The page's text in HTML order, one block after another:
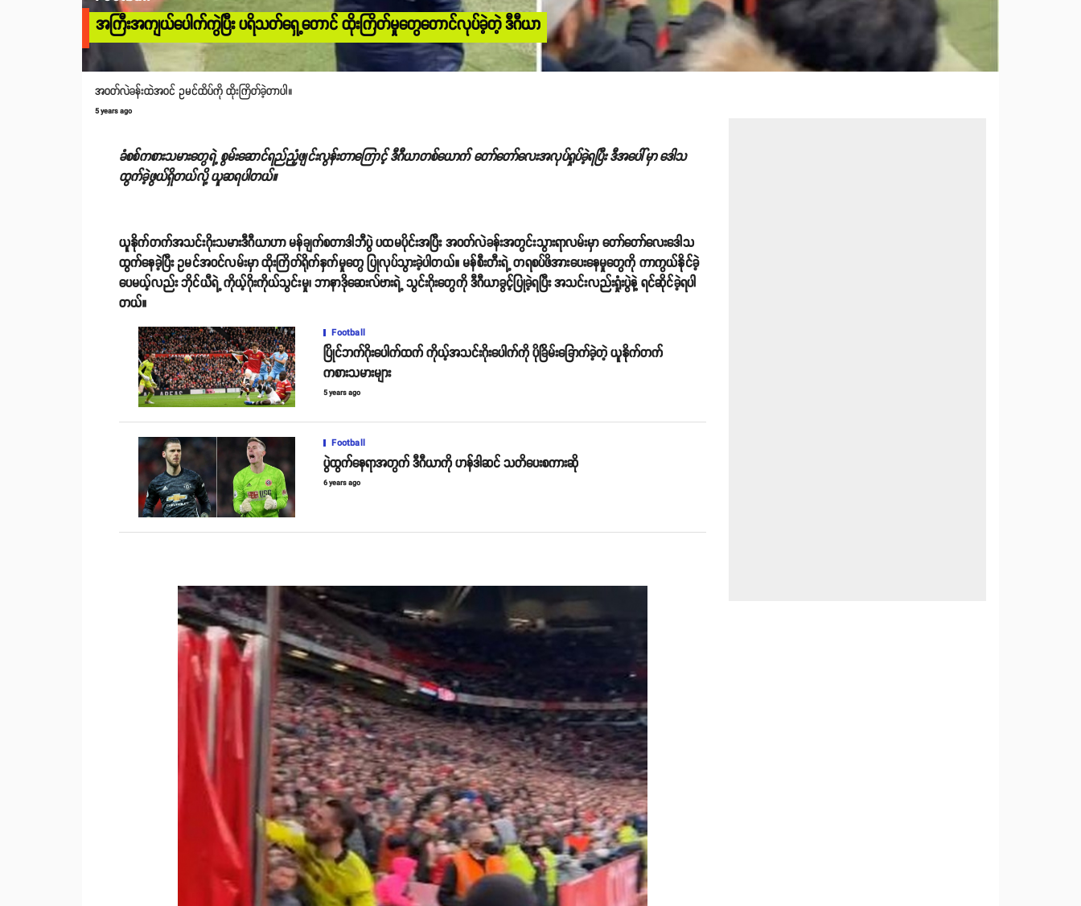
အကြီးအကျယ်ပေါက်ကွဲပြီး ပရိသတ်ရှေ့တောင် ထိုးကြိတ်မှုတွေတောင်လုပ်ခဲ့တဲ့ ဒီဂီယာ
အဝတ်လဲခန်းထဲအဝင် ဥမင်ထိပ်ကို ထိုးကြိတ်ခဲ့တာပါ။
5 years ago
ခံစစ်ကစားသမားတွေရဲ့ စွမ်းဆောင်ရည်ညံ့ဖျင်းလွန်းတာကြောင့် ဒီဂီယာတစ်ယောက် တော်တော်လေးအလုပ်ရှုပ်ခဲ့ရပြီး ဒီအပေါ်မှာ ဒေါသ
ထွက်ခဲ့ဖွယ်ရှိတယ်လို့ ယူဆရပါတယ်။
ယူနိုက်တက်အသင်းဂိုးသမားဒီဂီယာဟာ မန်ချက်စတာဒါဘီပွဲ ပထမပိုင်းအပြီး အဝတ်လဲခန်းအတွင်းသွားရာလမ်းမှာ တော်တော်လေးဒေါသ
ထွက်နေခဲ့ပြီး ဥမင်အဝင်လမ်းမှာ ထိုးကြိတ်ရိုက်နှက်မှုတွေ ပြုလုပ်သွားခဲ့ပါတယ်။ မန်စီးတီးရဲ့ တရစပ်ဖိအားပေးနေမှုတွေကို ကာကွယ်နိုင်ခဲ့
ပေမယ့်လည်း ဘိုင်ယီရဲ့ ကိုယ့်ဂိုးကိုယ်သွင်းမှု၊ ဘာနာဒိုဆေးလ်ဗားရဲ့ သွင်းဂိုးတွေကို ဒီဂီယာခွင့်ပြုခဲ့ရပြီး အသင်းလည်းရှုံးပွဲနဲ့ ရင်ဆိုင်ခဲ့ရပါ
တယ်။
Football
ပြိုင်ဘက်ဂိုးပေါက်ထက် ကိုယ့်အသင်းဂိုးပေါက်ကို ပိုခြိမ်းခြောက်ခဲ့တဲ့ ယူနိုက်တက်
ကစားသမားများ
5 years ago
Football
ပွဲထွက်နေရာအတွက် ဒီဂီယာကို ဟန်ဒါဆင် သတိပေးစကားဆို
6 years ago